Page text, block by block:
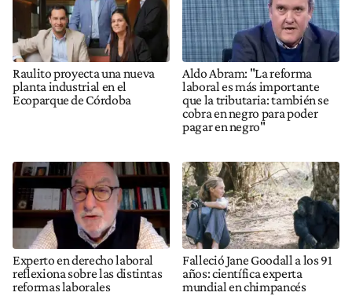
Raulito proyecta una nueva
planta industrial en el
Ecoparque de Córdoba
Aldo Abram: "La reforma
laboral es más importante
que la tributaria: también se
cobra en negro para poder
pagar en negro"
Experto en derecho laboral
reflexiona sobre las distintas
reformas laborales
Falleció Jane Goodall a los 91
años: científica experta
mundial en chimpancés